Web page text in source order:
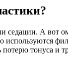
седации. А вот
потерю тонуса